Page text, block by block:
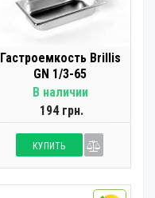
Гастроемкость Brillis
GN 1/3-65
В наличии
194 грн.
КУПИТЬ